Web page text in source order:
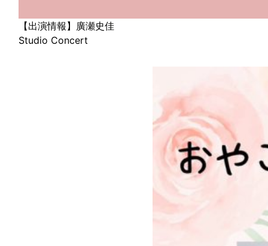
【出演情報】廣瀬史佳
Studio Concert